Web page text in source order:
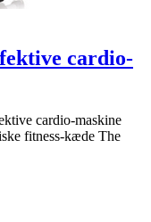
cardio-
cardio-maskine
fitness-kæde The